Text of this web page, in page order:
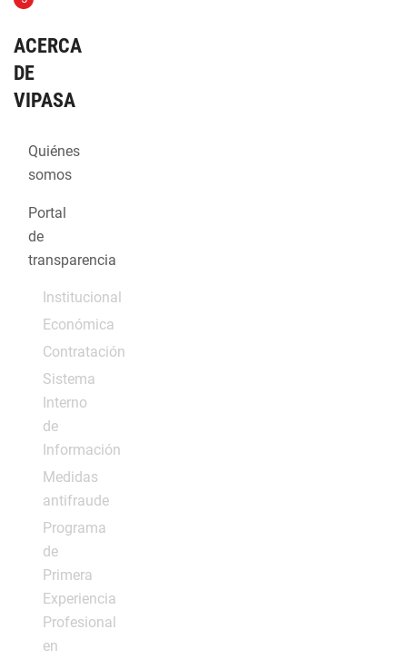
ACERCA
DE
VIPASA
Quiénes
somos
Portal
de
transparencia
Institucional
Económica
Contratación
Sistema
Interno
de
Información
Medidas
antifraude
Programa
de
Primera
Experiencia
Profesional
en